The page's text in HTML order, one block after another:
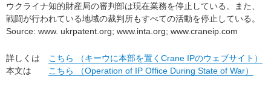
ウクライナ知的財産局の審判部は現在業務を停止している。また、
戦闘が行われている地域の裁判所もすべての活動を停止している。
Source: www. ukrpatent.org; www.inta.org; www.craneip.com
詳しくは
こちら （キーウに本部を置くCrane IPのウェブサイト）
本文は
こちら （Operation of IP Office During State of War）